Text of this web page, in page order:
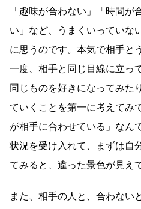
「趣味が合わない」「時間
い」など、うまくいっていな
に思うのです。本気で相手と
一度、相手と同じ目線に立っ
同じものを好きになってみた
ていくことを第一に考えてみ
が相手に合わせている」なん
状況を受け入れて、まずは自
てみると、違った景色が見え
また、相手の人と、合わない